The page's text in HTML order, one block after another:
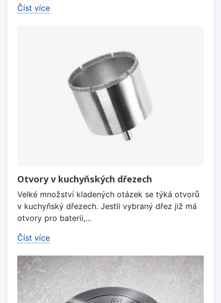
Číst více
Otvory v kuchyňských dřezech
Velké množství kladených otázek se týká otvorů
v kuchyňský dřezech. Jestli vybraný dřez již má
otvory pro baterii,...
Číst více